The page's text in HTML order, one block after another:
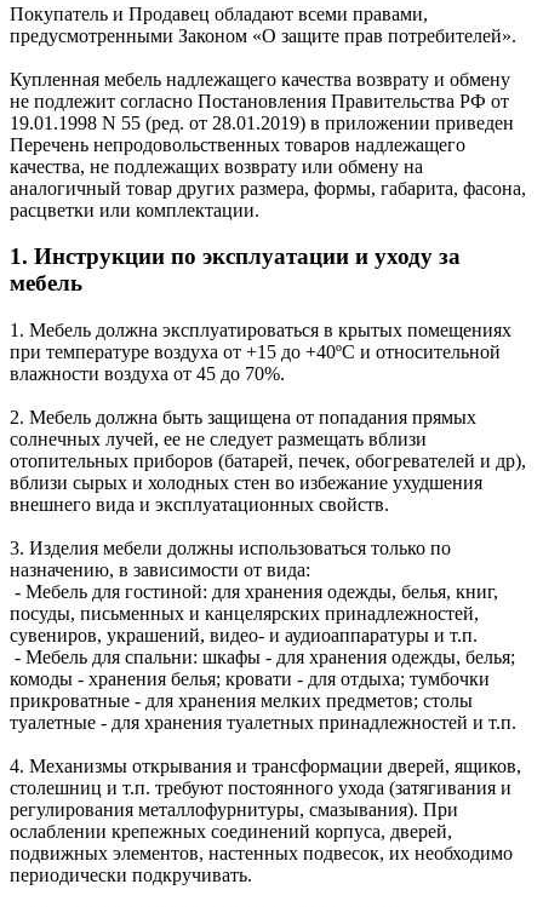
Покупатель и Продавец обладают всеми правами,
предусмотренными Законом «О защите прав потребителей».
Купленная мебель надлежащего качества возврату и обмену
не подлежит согласно Постановления Правительства РФ от
19.01.1998 N 55 (ред. от 28.01.2019) в приложении приведен
Перечень непродовольственных товаров надлежащего
качества, не подлежащих возврату или обмену на
аналогичный товар других размера, формы, габарита, фасона,
расцветки или комплектации.
1. Инструкции по эксплуатации и уходу за
мебель
1. Мебель должна эксплуатироваться в крытых помещениях
при температуре воздуха от +15 до +40ºС и относительной
влажности воздуха от 45 до 70%.
2. Мебель должна быть защищена от попадания прямых
солнечных лучей, ее не следует размещать вблизи
отопительных приборов (батарей, печек, обогревателей и др),
вблизи сырых и холодных стен во избежание ухудшения
внешнего вида и эксплуатационных свойств.
3. Изделия мебели должны использоваться только по
назначению, в зависимости от вида:
- Мебель для гостиной: для хранения одежды, белья, книг,
посуды, письменных и канцелярских принадлежностей,
сувениров, украшений, видео- и аудиоаппаратуры и т.п.
- Мебель для спальни: шкафы - для хранения одежды, белья;
комоды - хранения белья; кровати - для отдыха; тумбочки
прикроватные - для хранения мелких предметов; столы
туалетные - для хранения туалетных принадлежностей и т.п.
4. Механизмы открывания и трансформации дверей, ящиков,
столешниц и т.п. требуют постоянного ухода (затягивания и
регулирования металлофурнитуры, смазывания). При
ослаблении крепежных соединений корпуса, дверей,
подвижных элементов, настенных подвесок, их необходимо
периодически подкручивать.